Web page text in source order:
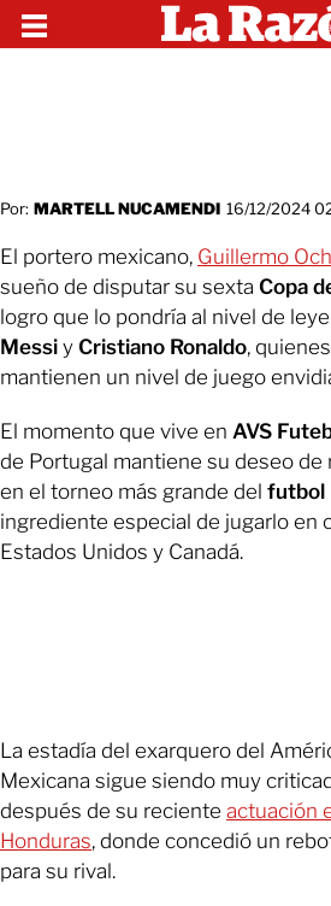
Por: MARTELL NUCAMENDI 16/12/2024
El portero mexicano, Guillermo
sueño de disputar su sexta Copa
logro que lo pondría al nivel de
Messi y Cristiano Ronaldo,
mantienen un nivel de juego
El momento que vive en AVS
de Portugal mantiene su deseo
en el torneo más grande del futbol
ingrediente especial de jugarlo en
Estados Unidos y Canadá.
La estadía del exarquero del
Mexicana sigue siendo muy
después de su reciente actuación
Honduras, donde concedió un
para su rival.